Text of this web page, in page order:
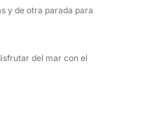
y de otra parada para
del mar con el